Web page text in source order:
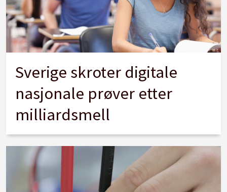
Sverige skroter digitale
nasjonale prøver etter
milliardsmell